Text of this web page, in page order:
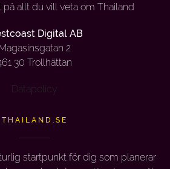
på allt du vill veta om Thailand
Digital AB
2
30 Trollhättan
Datapolicy
THAILAND.SE
startpunkt för dig som planerar